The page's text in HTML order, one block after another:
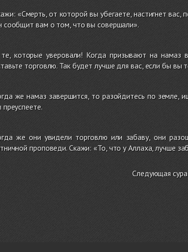
«Смерть, от которой вы убегаете, настигнет
сообщит вам о том, что вы совершали».
которые уверовали! Когда призывают на намаз
торговлю. Так будет лучше для вас, если бы вы
же намаз завершится, то разойдитесь по
преуспеете.
же они увидели торговлю или забаву, они
проповеди. Скажи: «То, что у Аллаха, лучше
Следующая